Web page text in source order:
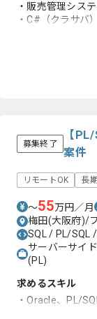
・販売管理シス
・C#（クラサバ
募集終了
【PL/
案件
リモートOK 長
〜55万円／月
梅田(大阪府)/
SQL / PL/SQL
サーバーサイ
(PL)
求めるスキル
・Oracle、PL/